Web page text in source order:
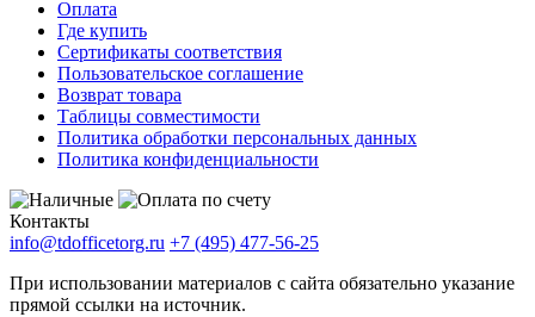
Оплата
Где купить
Сертификаты соответствия
Пользовательское соглашение
Возврат товара
Таблицы совместимости
Политика обработки персональных данных
Политика конфиденциальности
Контакты
info@tdofficetorg.ru +7 (495) 477-56-25
При использовании материалов с сайта обязательно указание
прямой ссылки на источник.